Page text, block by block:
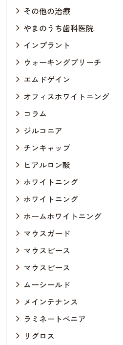
その他の治療
やまのうち歯科医院
インプラント
ウォーキングブリーチ
エムドゲイン
オフィスホワイトニング
コラム
ジルコニア
チンキャップ
ヒアルロン酸
ホワイトニング
ホワイトニング
ホームホワイトニング
マウスガード
マウスピース
マウスピース
ムーシールド
メインテナンス
ラミネートべニア
リグロス